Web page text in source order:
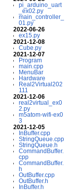
pi_arduino_uart
_ex02.py
main_controller_
01.py
2022-06-26
ex15.py
2021-12-08
Cube.py
2021-12-07
Program
main.cpp
MenuBar
Hardware
Real2Virtual202
111
2021-12-06
real2virtual_ex0
2.py
m5atom-wifi-ex0
3
2021-12-05
InBuffer.cpp
StringQueue.cpp
StringQueue.h
CommandBuffer.
cpp
CommandBuffer.
h
OutBuffer.cpp
OutBuffer.h
InBuffer.h